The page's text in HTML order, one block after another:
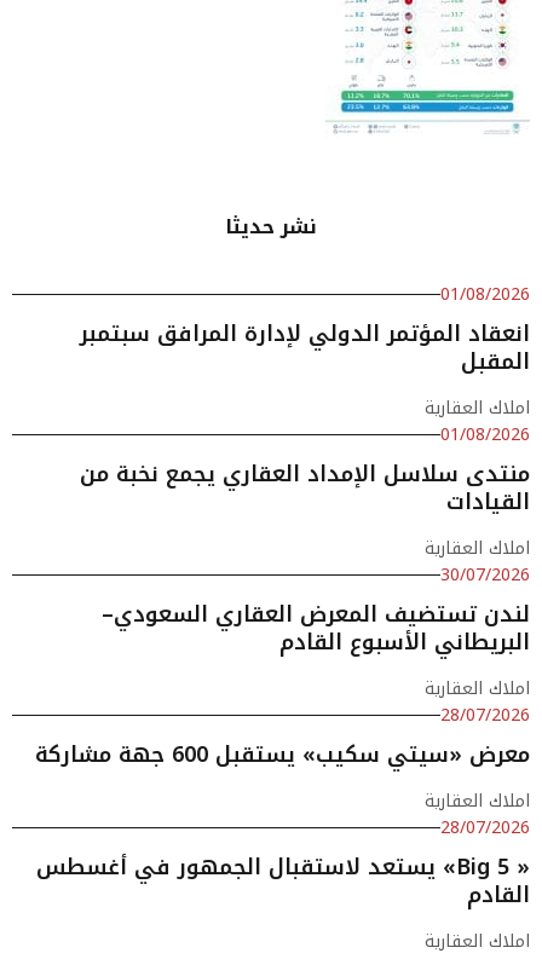
نشر حديثا
01/08/2026
انعقاد المؤتمر الدولي لإدارة المرافق سبتمبر
المقبل
املاك العقارية
01/08/2026
منتدى سلاسل الإمداد العقاري يجمع نخبة من
القيادات
املاك العقارية
30/07/2026
لندن تستضيف المعرض العقاري السعودي–
البريطاني الأسبوع القادم
املاك العقارية
28/07/2026
معرض «سيتي سكيب» يستقبل 600 جهة مشاركة
املاك العقارية
28/07/2026
« Big 5» يستعد لاستقبال الجمهور في أغسطس
القادم
املاك العقارية